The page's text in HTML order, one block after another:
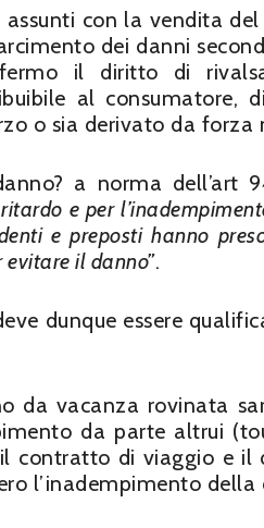
con la vendita
dei danni
il diritto di
al consumatore,
o sia derivato da forza
a norma dell’art
e per
e preposti hanno
il danno”.
dunque essere
da vacanza rovinata
da parte altrui
contratto di viaggio e il
l’inadempimento della